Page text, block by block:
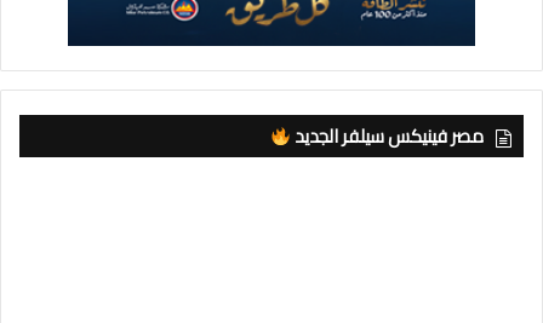
مصر فينيكس سيلفر الجديد